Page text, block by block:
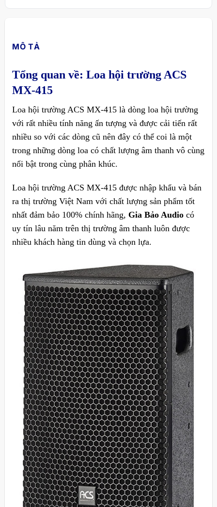
MÔ TẢ
Tổng quan về: Loa hội trường ACS
MX-415
Loa hội trường ACS MX-415 là dòng loa hội trường
với rất nhiều tính năng ấn tượng và được cải tiến rất
nhiều so với các dòng cũ nên đây có thể coi là một
trong những dòng loa có chất lượng âm thanh vô cùng
nổi bật trong cùng phân khúc.
Loa hội trường ACS MX-415 được nhập khẩu và bán
ra thị trường Việt Nam với chất lượng sản phẩm tốt
nhất đảm bảo 100% chính hãng, Gia Bảo Audiocó
uy tín lâu năm trên thị trường âm thanh luôn được
nhiều khách hàng tin dùng và chọn lựa.